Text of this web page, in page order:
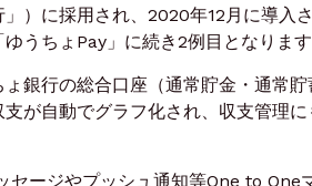
）に採用され、2020年12月に導入
うちょPay」に続き2例目となります
銀行の総合口座（通常貯金・通常貯
が自動でグラフ化され、収支管理に
ージやプッシュ通知等One to One